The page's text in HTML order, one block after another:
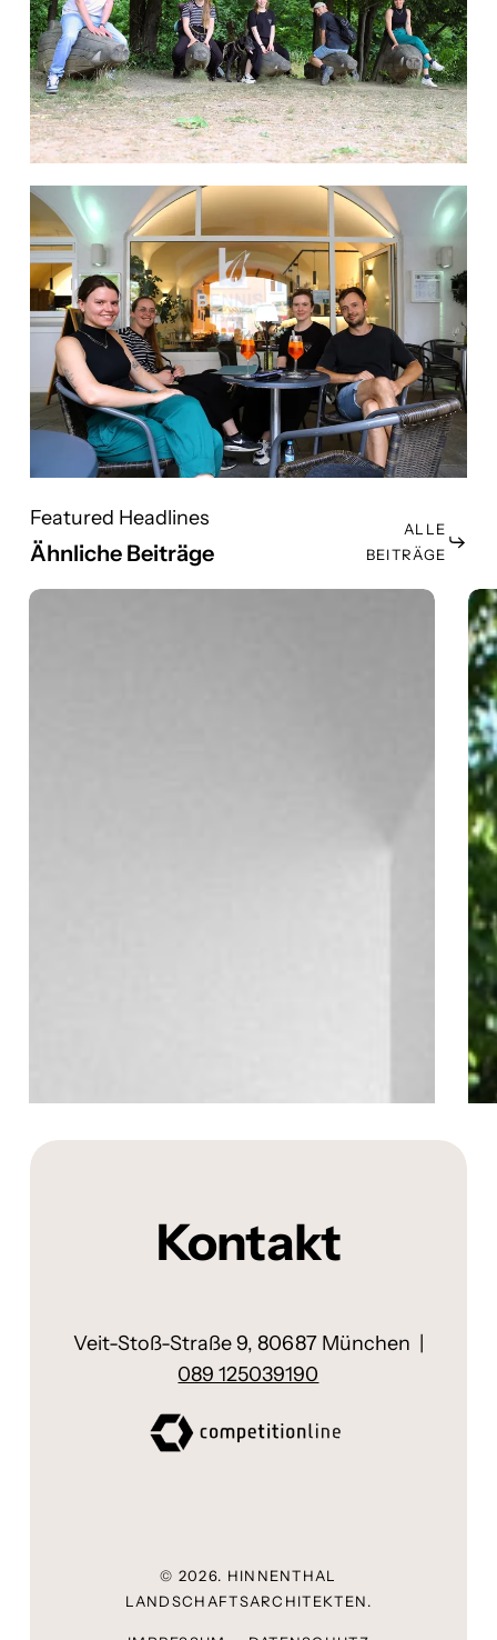
Featured Headlines
Ähnliche Beiträge
ALLE
BEITRÄGE
Betriebsurlaub
Kontakt
Veit-Stoß-Straße 9, 80687 München |
089 125039190
© 2026. HINNENTHAL
LANDSCHAFTSARCHITEKTEN.